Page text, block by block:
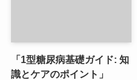
「1型糖尿病基礎ガイド: 知
識とケアのポイント」